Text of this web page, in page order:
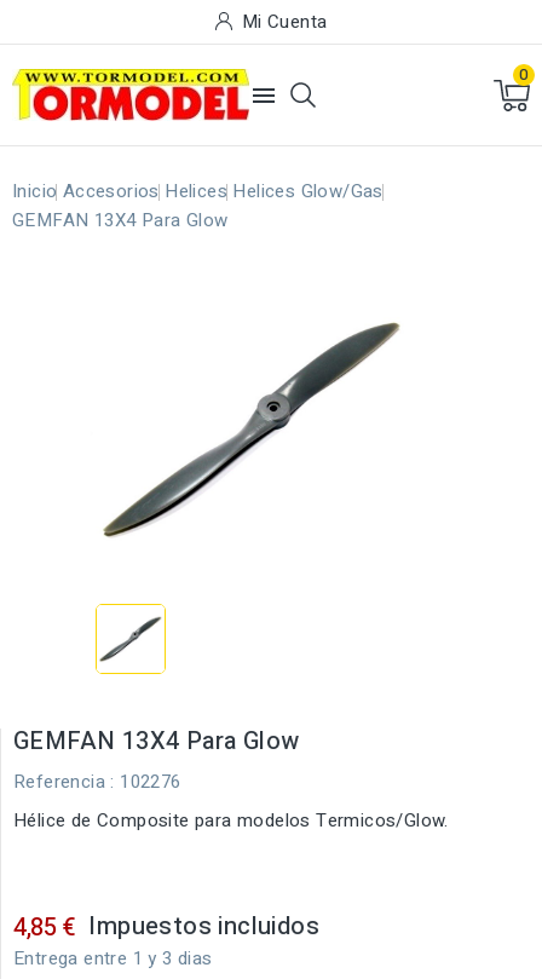
Mi Cuenta

0
Inicio Accesorios Helices Helices Glow/Gas
GEMFAN 13X4 Para Glow
GEMFAN 13X4 Para Glow
Referencia : 102276
Hélice de Composite para modelos Termicos/Glow.
4,85 € Impuestos incluidos
Entrega entre 1 y 3 dias